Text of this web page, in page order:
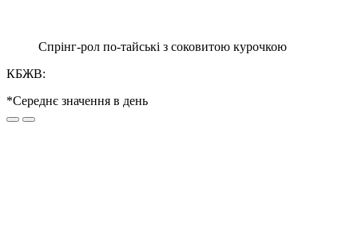
Спрінг-рол по-тайські з соковитою курочкою
КБЖВ:
*Середнє значення в день